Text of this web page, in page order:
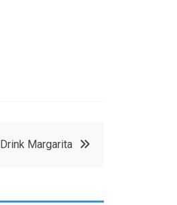
Drink Margarita